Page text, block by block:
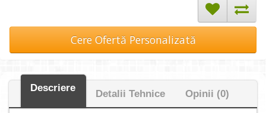
Cere Ofertă Personalizată
Descriere
Detalii Tehnice Opinii (0)